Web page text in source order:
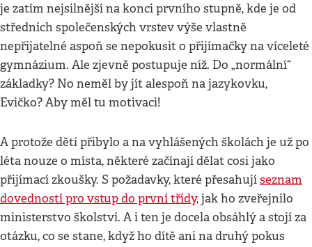
je zatím nejsilnější na konci prvního stupně, kde je od
středních společenských vrstev výše vlastně
nepřijatelné aspoň se nepokusit o přijímačky na víceleté
gymnázium. Ale zjevně postupuje níž. Do „normální“
základky? No neměl by jít alespoň na jazykovku,
Evičko? Aby měl tu motivaci!
A protože dětí přibylo a na vyhlášených školách je už po
léta nouze o místa, některé začínají dělat cosi jako
přijímací zkoušky. S požadavky, které přesahujíseznam
dovedností pro vstup do první třídy, jak ho zveřejnilo
ministerstvo školství. A i ten je docela obsáhlý a stojí za
otázku, co se stane, když ho dítě ani na druhý pokus